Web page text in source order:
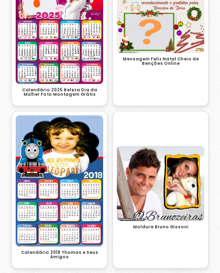
Calendário 2025 Beleza Dia da
Mulher Foto Montagem Grátis
Mensagem Feliz Natal Cheio de
Benções Online
Calendário 2018 Thomas e Seus
Amigos
Moldura Bruno Gissoni